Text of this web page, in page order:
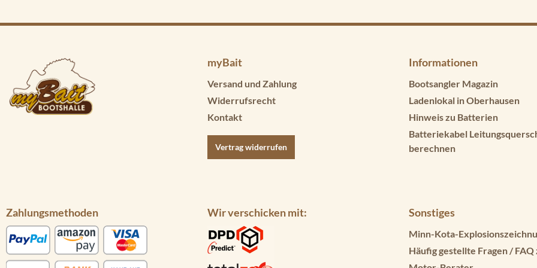
myBait
Versand und Zahlung
Widerrufsrecht
Kontakt
Vertrag widerrufen
Informationen
Bootsangler Magazin
Ladenlokal in Oberhausen
Hinweis zu Batterien
Batteriekabel
berechnen
Zahlungsmethoden Wir verschicken mit: Sonstiges
Minn-Kota-
Häufig gestellte Fragen /